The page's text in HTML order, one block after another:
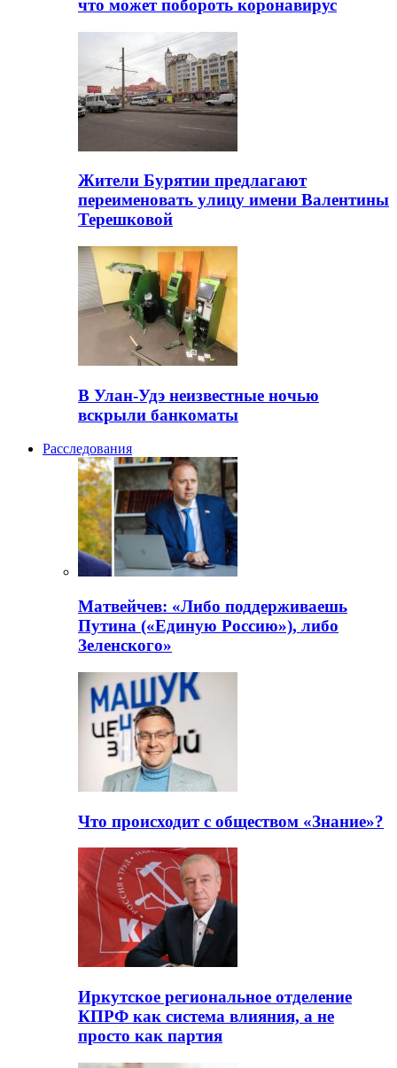
что может побороть коронавирус
Жители Бурятии предлагают
переименовать улицу имени Валентины
Терешковой
В Улан-Удэ неизвестные ночью
вскрыли банкоматы
Расследования
Матвейчев: «Либо поддерживаешь
Путина («Единую Россию»), либо
Зеленского»
Что происходит с обществом «Знание»?
Иркутское региональное отделение
КПРФ как система влияния, а не
просто как партия